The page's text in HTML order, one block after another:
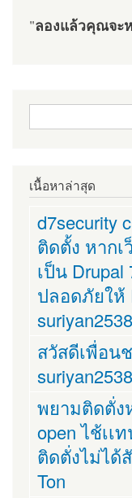
"ลองแล้วคุณจะ
ฟอร์มค้นหา
เนื้อหาล่าสุด
d7security
ติดตั้ง หาก
เป็น
ปลอดภัยให้
suriyan2538
สวัสดีเพื่อน
suriyan2538
พยามติดตั่ง
open ไช้เเ
ติดตั่งไม่ได้
Ton